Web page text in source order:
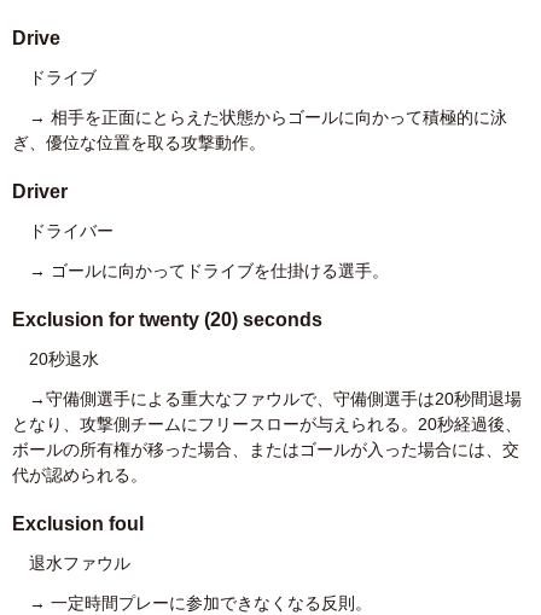
Drive
ドライブ
→ 相手を正面にとらえた状態からゴールに向かって積極的に泳
ぎ、優位な位置を取る攻撃動作。
Driver
ドライバー
→ ゴールに向かってドライブを仕掛ける選手。
Exclusion for twenty (20) seconds
20秒退水
→守備側選手による重大なファウルで、守備側選手は20秒間退場
となり、攻撃側チームにフリースローが与えられる。 20秒経過後、
ボールの所有権が移った場合、またはゴールが入った場合には、交
代が認められる。
Exclusion foul
退水ファウル
→ 一定時間プレーに参加できなくなる反則。